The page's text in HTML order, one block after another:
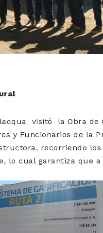
visitó la Obra de
y Funcionarios de la
recorriendo
cual garantiza que